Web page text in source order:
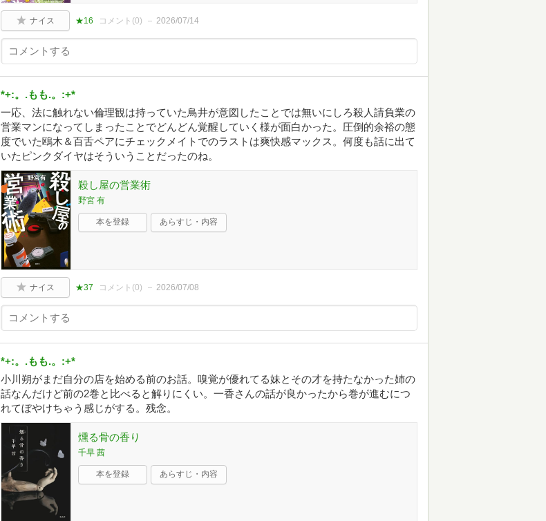
ナイス ★16 コメント(0) 2026/07/14
*+:。.もも.。:+*
一応、法に触れない倫理観は持っていた鳥井が意図したことでは無いにしろ殺人請負業の
営業マンになってしまったことでどんどん覚醒していく様が面白かった。圧倒的余裕の態
度でいた鴎木＆百舌ペアにチェックメイトでのラストは爽快感マックス。何度も話に出て
いたピンクダイヤはそういうことだったのね。
殺し屋の営業術
野宮 有
本を登録 あらすじ・内容
ナイス ★37 コメント(0) 2026/07/08
*+:。.もも.。:+*
小川朔がまだ自分の店を始める前のお話。嗅覚が優れてる妹とその才を持たなかった姉の
話なんだけど前の2巻と比べると解りにくい。一香さんの話が良かったから巻が進むにつ
れてぼやけちゃう感じがする。残念。
燻る骨の香り
千早 茜
本を登録 あらすじ・内容